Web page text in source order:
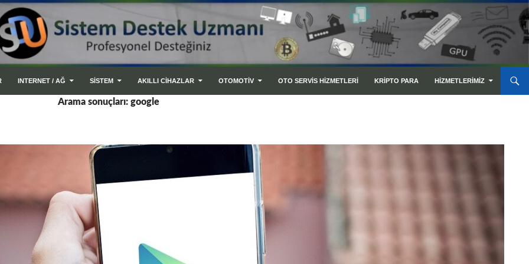
INTERNET / AĞ SİSTEM AKILLI CIHAZLAR OTOMOTİV OTO SERVIS HIZMETLERI KRIPTO PARA HIZMETLERIMIZ
Arama sonuçları: google